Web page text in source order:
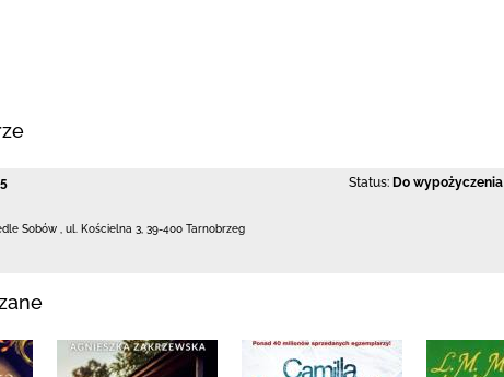
Status: Do wypożyczenia
Sobów ul. Kościelna 3 39-400 Tarnobrzeg